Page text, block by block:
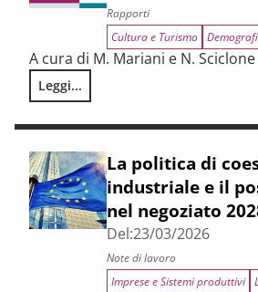
Rapporti
Cultura e Turismo
A cura di M. Mariani e N. Sciclone
Leggi...
Le implicazioni economiche e
La politica di
industriale e il
nel negoziato
Del:23/03/2026
Note di lavoro
Imprese e Sistemi produttivi